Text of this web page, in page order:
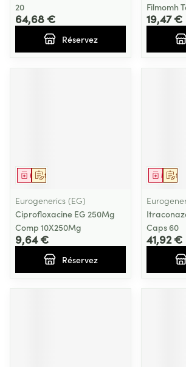
20
64,68 €
Réservez
Filmomh
19,47 €
Sur prescription
Médicament
Eurogenerics (EG)
Ciprofloxacine EG 250Mg
Comp 10X250Mg
9,64 €
Réservez
Sur
Caps 60
41,92 €